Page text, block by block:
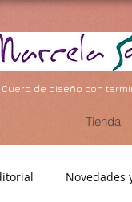
Cuero de diseño con
Tienda
Novedades